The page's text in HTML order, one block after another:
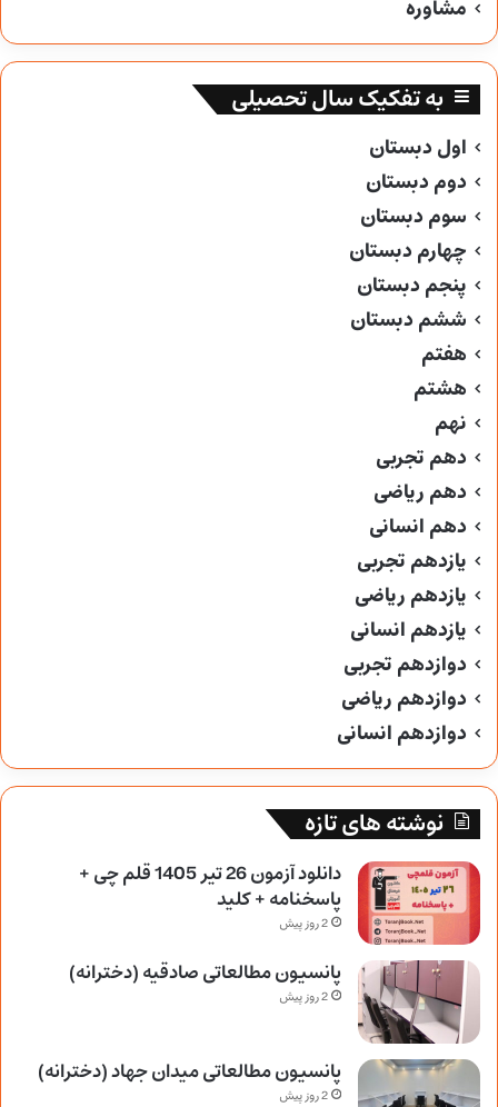
مشاوره
به تفکیک سال تحصیلی
اول دبستان
دوم دبستان
سوم دبستان
چهارم دبستان
پنجم دبستان
ششم دبستان
هفتم
هشتم
نهم
دهم تجربی
دهم ریاضی
دهم انسانی
یازدهم تجربی
یازدهم ریاضی
یازدهم انسانی
دوازدهم تجربی
دوازدهم ریاضی
دوازدهم انسانی
نوشته های تازه
دانلود آزمون 26 تیر 1405 قلم چی +
پاسخنامه + کلید
2 روز پیش
پانسیون مطالعاتی صادقیه (دخترانه)
2 روز پیش
پانسیون مطالعاتی میدان جهاد (دخترانه)
2 روز پیش